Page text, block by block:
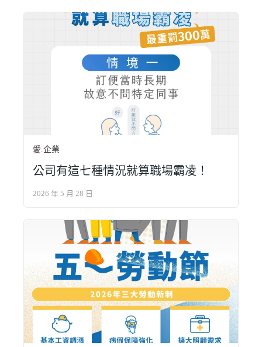
愛.企業
公司有這七種情況就算職場霸凌！
2026 年 5 月 28 日